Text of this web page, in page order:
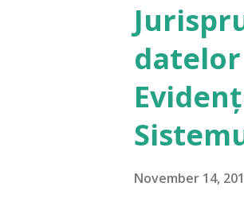
de judecată
de hotărâri
evaluarea
de grea este
cât de bine
fi evaluat de
November 14,